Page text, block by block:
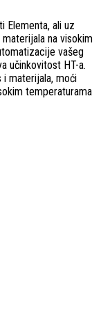
Elementa, ali uz
na visokim
vašeg
učinkovitost HT-a.
materijala, moći
temperaturama